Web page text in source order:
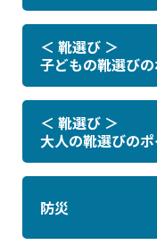
＜ 靴選び ＞
子どもの靴選び
＜ 靴選び ＞
大人の靴選びの
防災